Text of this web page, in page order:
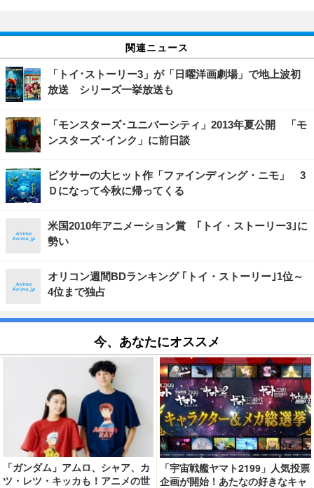
関連ニュース
「トイ･ストーリー3」が「日曜洋画劇場」で地上波初
放送 シリーズ一挙放送も
「モンスターズ･ユニバーシティ」2013年夏公開 「モ
ンスターズ･インク」に前日談
ピクサーの大ヒット作「ファインディング・ニモ」 3
Ｄになって今秋に帰ってくる
米国2010年アニメーション賞 ｢トイ・ストーリー3｣に
勢い
オリコン週間BDランキング ｢トイ・ストーリー｣1位～
4位まで独占
今、あなたにオススメ
「ガンダム」アムロ、シャア、カ
ツ・レツ・キッカも！アニメの世
「宇宙戦艦ヤマト2199」人気投票
企画が開始！あたなの好きなキャ